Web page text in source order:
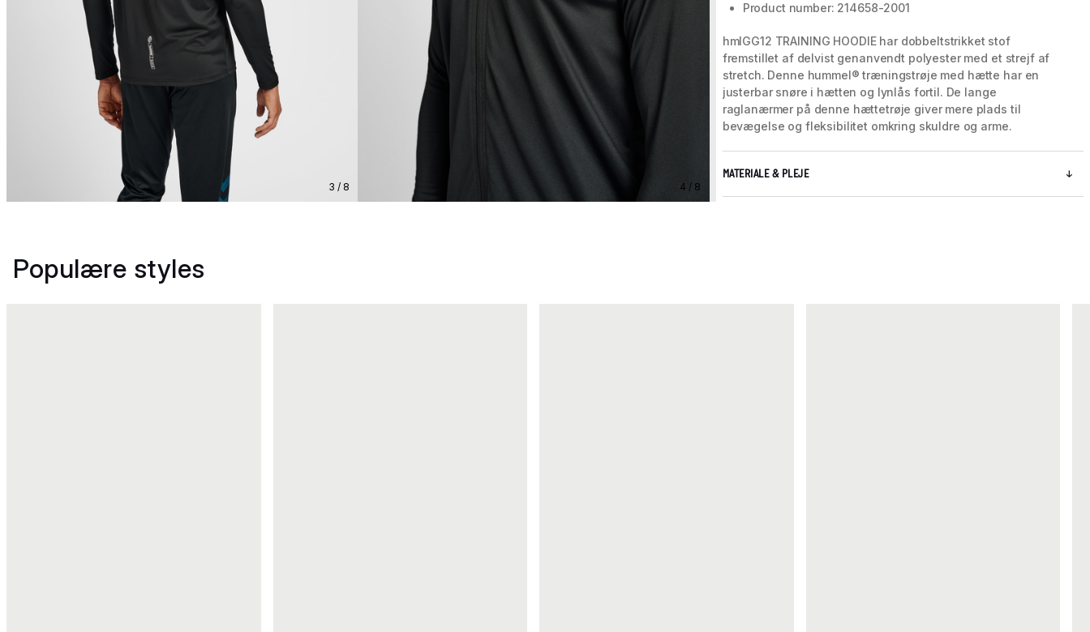
3 / 8 4 / 8
Product number: 214658-2001
hmlGG12 TRAINING HOODIE har dobbeltstrikket stof
fremstillet af delvist genanvendt polyester med et strejf af
stretch. Denne hummel® træningstrøje med hætte har en
justerbar snøre i hætten og lynlås fortil. De lange
raglanærmer på denne hættetrøje giver mere plads til
bevægelse og fleksibilitet omkring skuldre og arme.
MATERIALE & PLEJE
Populære styles